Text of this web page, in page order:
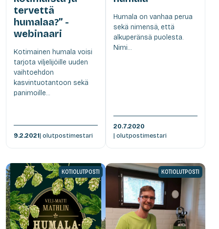
tervettä
humalaa?” -
webinaari
Kotimainen humala voisi
tarjota viljelijöille uuden
vaihtoehdon
kasvintuotantoon sekä
panimoille...
9.2.2021| olutpostimestari
Humala on vanhaa perua
sekä nimensä, että
alkuperänsä puolesta.
Nimi...
20.7.2020
| olutpostimestari
KOTIOLUTPOSTI KOTIOLUTPOSTI